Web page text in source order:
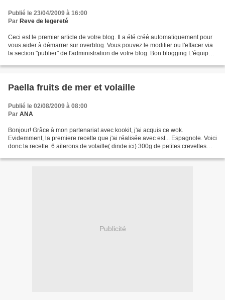
Publié le 23/04/2009 à 16:00
Par Reve de legereté
Ceci est le premier article de votre blog. Il a été créé automatiquement pour
vous aider à démarrer sur overblog. Vous pouvez le modifier ou l'effacer via
la section "publier" de l'administration de votre blog. Bon blogging L'équipe
Paella fruits de mer et volaille
Publié le 02/08/2009 à 08:00
Par ANA
Bonjour! Grâce à mon partenariat avec kookit, j'ai acquis ce wok.
Evidemment, la premiere recette que j'ai réalisée avec est... Espagnole. Voici
donc la recette: 6 ailerons de volaille( dinde ici) 300g de petites crevettes
Publicité